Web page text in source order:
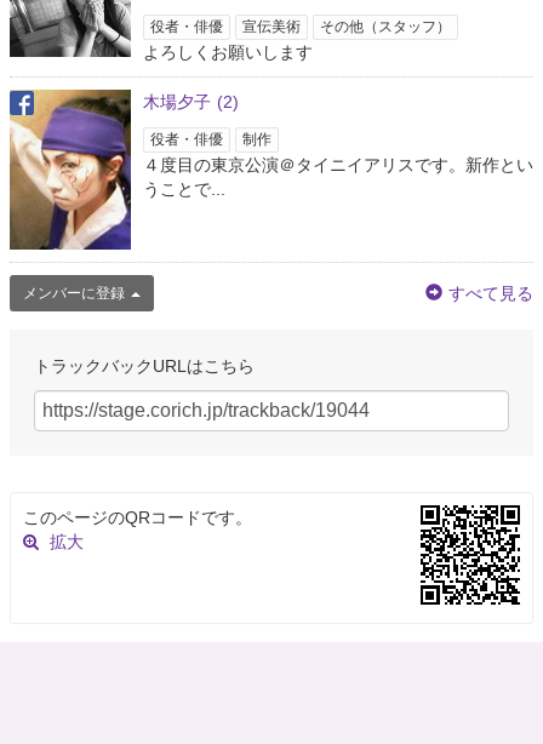
役者・俳優 宣伝美術 その他（スタッフ）
よろしくお願いします
木場夕子 (2)
役者・俳優 制作
４度目の東京公演＠タイニイアリスです。新作とい
うことで...
メンバーに登録 すべて見る
トラックバックURLはこちら
このページのQRコードです。
拡大